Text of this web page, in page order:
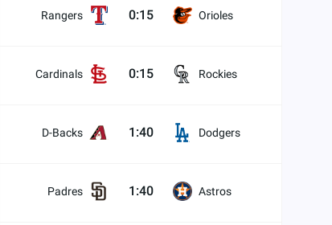
Rangers 0:15 Orioles
Cardinals 0:15 Rockies
D-Backs 1:40 Dodgers
Padres 1:40 Astros